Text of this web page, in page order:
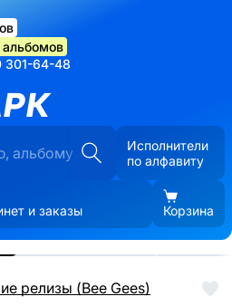
альбомов
301-64-48
Исполнители
по алфавиту
и заказы Корзина
релизы (Bee Gees)